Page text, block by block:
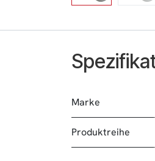
Marke
Produktreihe